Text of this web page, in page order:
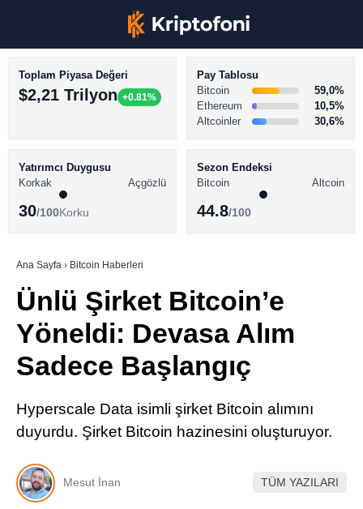
Youtube
TikTok
Pinterest
LinkedIn
Telegram
BİTCOİN HABERLERİ
ALTCOİN HABERLERİ
SÖZLÜK
Toplam Piyasa Değeri
$2,21 Trilyon +0.81%
Pay Tablosu
Bitcoin
59,0%
Ethereum
10,5%
Altcoinler
30,6%
Yatırımcı Duygusu
Korkak
Açgözlü
30/100Korku
Sezon Endeksi
Bitcoin
Altcoin
44.8/100
Ana Sayfa › Bitcoin Haberleri
Ünlü Şirket Bitcoin’e
Yöneldi: Devasa Alım
Sadece Başlangıç
Hyperscale Data isimli şirket Bitcoin alımını
duyurdu. Şirket Bitcoin hazinesini oluşturuyor.
Mesut İnan TÜM YAZILARI